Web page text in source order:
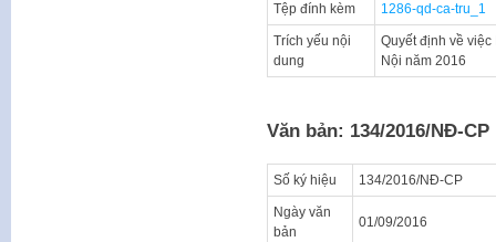
Tệp đính kèm 1286-qd-ca-tru_1
Trích yếu nội
dung
Quyết định về
Nội năm 2016
Văn bản: 134/2016/NĐ-CP
Số ký hiệu 134/2016/NĐ-CP
Ngày văn
bản
01/09/2016